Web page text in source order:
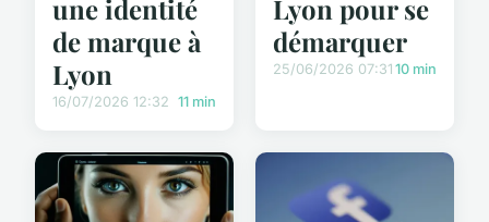
une identité
de marque à
Lyon
16/07/2026 12:32 11 min
Lyon pour se
démarquer
25/06/2026 07:31 10 min